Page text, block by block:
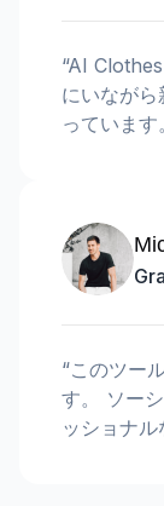
“AI
にいなが
っています。
“このツー
す。 ソー
ッショナル